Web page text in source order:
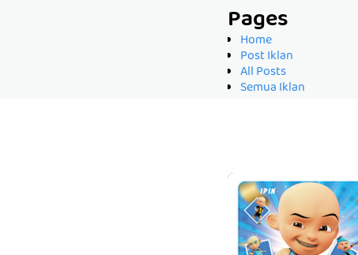
Pages
Home
Post Iklan
All Posts
Semua Iklan